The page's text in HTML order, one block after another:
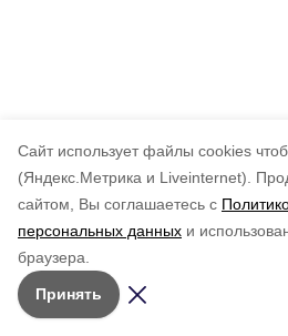
Cайт использует файлы cookies
(Яндекс.Метрика и Liveinternet).
сайтом, Вы соглашаетесь с
персональных данных и
браузера.
Принять